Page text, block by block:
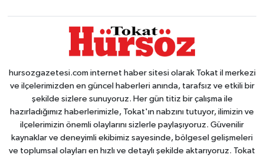
hursozgazetesi.com internet haber sitesi olarak Tokat il merkezi
ve ilçelerimizden en güncel haberleri anında, tarafsız ve etkili bir
şekilde sizlere sunuyoruz. Her gün titiz bir çalışma ile
hazırladığımız haberlerimizle, Tokat'ın nabzını tutuyor, ilimizin ve
ilçelerimizin önemli olaylarını sizlerle paylaşıyoruz. Güvenilir
kaynaklar ve deneyimli ekibimiz sayesinde, bölgesel gelişmeleri
ve toplumsal olayları en hızlı ve detaylı şekilde aktarıyoruz. Tokat